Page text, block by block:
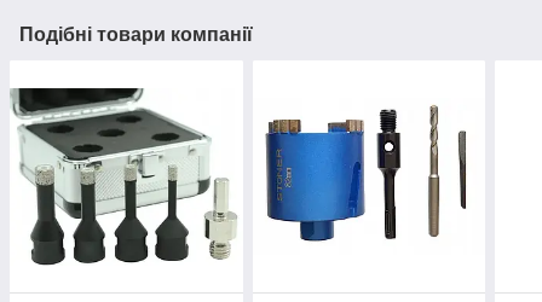
Подібні товари компанії